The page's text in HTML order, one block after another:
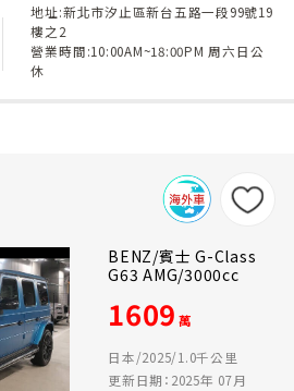
地址:新北市汐止區新台五路一段99號19
樓之2
營業時間:10:00AM~18:00PM 周六日公
休
BENZ/賓士 G-Class
G63 AMG/3000cc
1609 萬
日本/2025/1.0千公里
更新日期：2025年 07月